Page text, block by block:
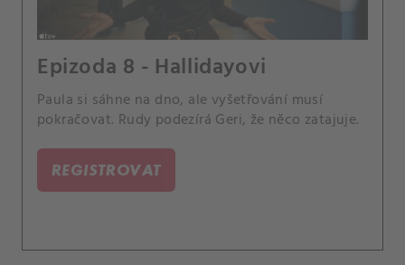
Epizoda 8 - Hallidayovi
Paula si sáhne na dno, ale vyšetřování musí
pokračovat. Rudy podezírá Geri, že něco zatajuje.
REGISTROVAT